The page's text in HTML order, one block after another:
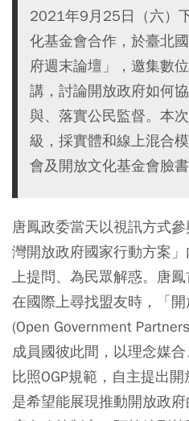
2021年9月25日（六）
化基金會合作，於臺北
府週末論壇」，邀集數
講，討論開放政府如何
與、落實公民監督。本
級，採實體和線上混合
會及開放文化基金會臉書
唐鳳政委當天以視訊方式
灣開放政府國家行動方案
上提問、為民眾解惑。唐
在國際上尋找盟友時，「
(Open Government
成員國彼此間，以理念媒
比照OGP規範，自主提出
是希望能展現推動開放政